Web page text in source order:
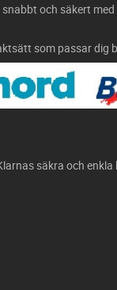
och säkert
som passar dig
säkra och